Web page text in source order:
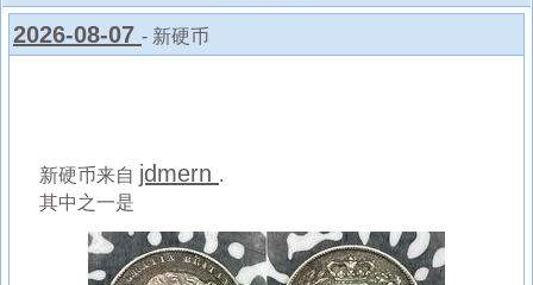
2026-08-07 - 新硬币
新硬币来自 jdmern .
其中之一是